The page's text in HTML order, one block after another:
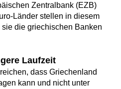
Zentralbank (EZB)
Länder stellen in diesem
die griechischen Banken
Laufzeit
dass Griechenland
kann und nicht unter